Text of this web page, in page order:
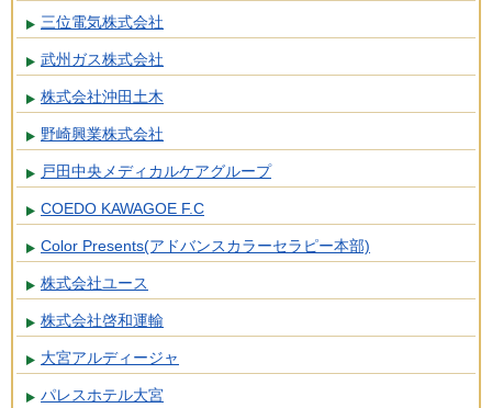
三位電気株式会社
武州ガス株式会社
株式会社沖田土木
野崎興業株式会社
戸田中央メディカルケアグループ
COEDO KAWAGOE F.C
Color Presents(アドバンスカラーセラピー本部)
株式会社ユース
株式会社啓和運輸
大宮アルディージャ
パレスホテル大宮